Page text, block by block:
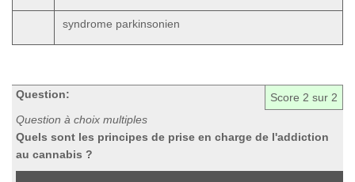
syndrome parkinsonien
Score 2 sur 2
Question:
Question à choix multiples
Quels sont les principes de prise en charge de l'addiction
au cannabis ?